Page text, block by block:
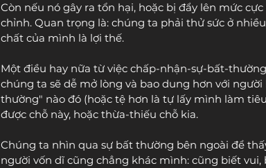
Còn nếu nó gây ra tổn hại, hoặc bị đẩy lên mức
chỉnh. Quan trọng là: chúng ta phải thử sức ở
chất của mình là lợi thế.
Một điều hay nữa từ việc chấp-nhận-sự-bất-
chúng ta sẽ dễ mở lòng và bao dung hơn với
thường" nào đó (hoặc tệ hơn là tự lấy mình làm
được chỗ này, hoặc thừa-thiếu chỗ kia.
Chúng ta nhìn qua sự bất thường bên ngoài để
người vốn dĩ cũng chẳng khác mình: cũng biết